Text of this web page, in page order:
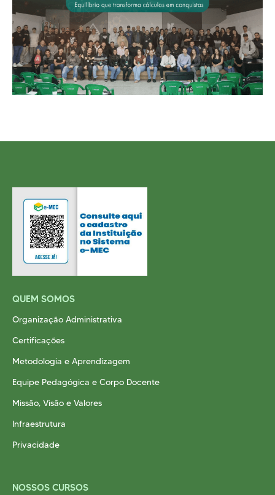
QUEM SOMOS
Organização Administrativa
Certificações
Metodologia e Aprendizagem
Equipe Pedagógica e Corpo Docente
Missão, Visão e Valores
Infraestrutura
Privacidade
NOSSOS CURSOS